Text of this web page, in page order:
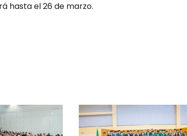
hasta el 26 de marzo.